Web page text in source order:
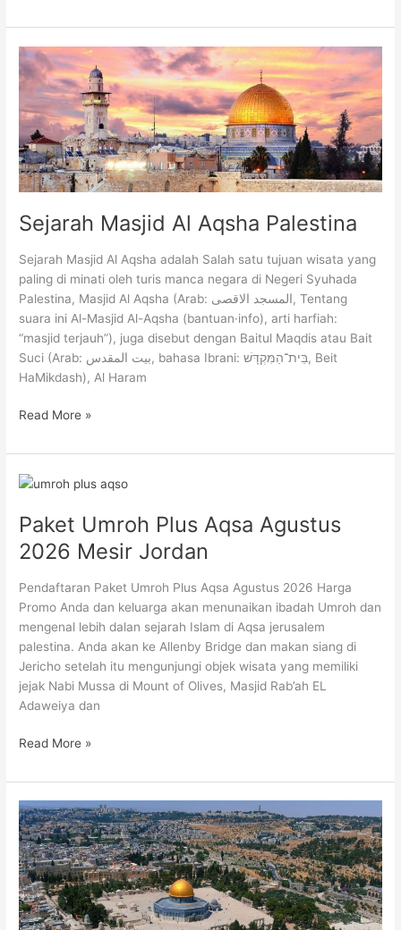
Sejarah Masjid Al Aqsha Palestina
Sejarah Masjid Al Aqsha adalah Salah satu tujuan wisata yang
paling di minati oleh turis manca negara di Negeri Syuhada
Palestina, Masjid Al Aqsha (Arab: المسجد الاقصى‎, Tentang
suara ini Al-Masjid Al-Aqsha (bantuan·info), arti harfiah:
“masjid terjauh”), juga disebut dengan Baitul Maqdis atau Bait
Suci (Arab: بيت المقدس‎, bahasa Ibrani: בֵּית־הַמִּקְדָּשׁ, Beit
HaMikdash), Al Haram
Sejarah
Masjid
Al
Aqsha
Palestina
Read More »
Paket Umroh Plus Aqsa Agustus
2026 Mesir Jordan
Pendaftaran Paket Umroh Plus Aqsa Agustus 2026 Harga
Promo Anda dan keluarga akan menunaikan ibadah Umroh dan
mengenal lebih dalan sejarah Islam di Aqsa jerusalem
palestina. Anda akan ke Allenby Bridge dan makan siang di
Jericho setelah itu mengunjungi objek wisata yang memiliki
jejak Nabi Mussa di Mount of Olives, Masjid Rab’ah EL
Adaweiya dan
Paket
Plus
Aqsa
Agustus
2026
Mesir
Read More »
Paket
Umroh
Plus
Aqsa
Mesir
Jordan